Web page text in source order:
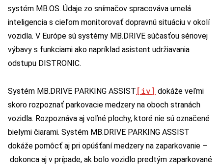
systém MB.OS. Údaje zo snímačov spracováva umelá
inteligencia s cieľom monitorovať dopravnú situáciu v okolí
vozidla. V Európe sú systémy MB.DRIVE súčasťou sériovej
výbavy s funkciami ako napríklad asistent udržiavania
odstupu DISTRONIC.
Systém MB.DRIVE PARKING ASSIST [iv] dokáže veľmi
skoro rozpoznať parkovacie medzery na oboch stranách
vozidla. Rozpoznáva aj voľné plochy, ktoré nie sú označené
bielymi čiarami. Systém MB.DRIVE PARKING ASSIST
dokáže pomôcť aj pri opúšťaní medzery na zaparkovanie –
dokonca aj v prípade, ak bolo vozidlo predtým zaparkované